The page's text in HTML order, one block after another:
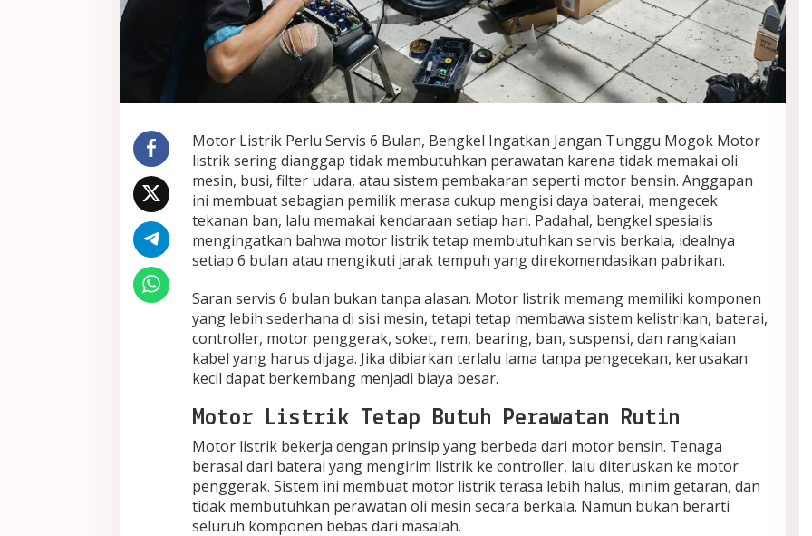
Motor Listrik Perlu Servis 6 Bulan, Bengkel Ingatkan Jangan Tunggu Mogok Motor
listrik sering dianggap tidak membutuhkan perawatan karena tidak memakai oli
mesin, busi, filter udara, atau sistem pembakaran seperti motor bensin. Anggapan
ini membuat sebagian pemilik merasa cukup mengisi daya baterai, mengecek
tekanan ban, lalu memakai kendaraan setiap hari. Padahal, bengkel spesialis
mengingatkan bahwa motor listrik tetap membutuhkan servis berkala, idealnya
setiap 6 bulan atau mengikuti jarak tempuh yang direkomendasikan pabrikan.
Saran servis 6 bulan bukan tanpa alasan. Motor listrik memang memiliki komponen
yang lebih sederhana di sisi mesin, tetapi tetap membawa sistem kelistrikan, baterai,
controller, motor penggerak, soket, rem, bearing, ban, suspensi, dan rangkaian
kabel yang harus dijaga. Jika dibiarkan terlalu lama tanpa pengecekan, kerusakan
kecil dapat berkembang menjadi biaya besar.
Motor Listrik Tetap Butuh Perawatan Rutin
Motor listrik bekerja dengan prinsip yang berbeda dari motor bensin. Tenaga
berasal dari baterai yang mengirim listrik ke controller, lalu diteruskan ke motor
penggerak. Sistem ini membuat motor listrik terasa lebih halus, minim getaran, dan
tidak membutuhkan perawatan oli mesin secara berkala. Namun bukan berarti
seluruh komponen bebas dari masalah.